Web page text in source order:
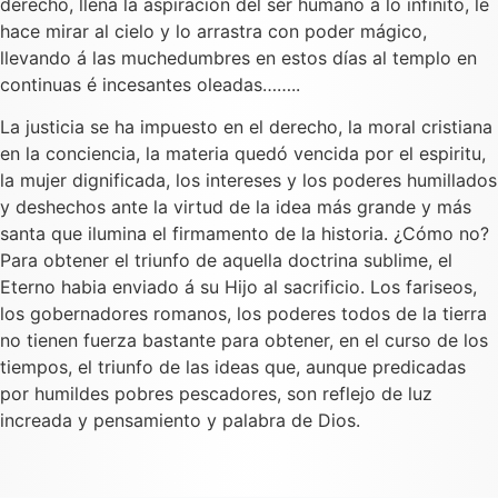
hace mirar al cielo y lo arrastra con poder mágico,
llevando á las muchedumbres en estos días al templo en
continuas é incesantes oleadas……..
La justicia se ha impuesto en el derecho, la moral cristiana
en la conciencia, la materia quedó vencida por el espiritu,
la mujer dignificada, los intereses y los poderes humillados
y deshechos ante la virtud de la idea más grande y más
santa que ilumina el firmamento de la historia. ¿Cómo no?
Para obtener el triunfo de aquella doctrina sublime, el
Eterno habia enviado á su Hijo al sacrificio. Los fariseos,
los gobernadores romanos, los poderes todos de la tierra
no tienen fuerza bastante para obtener, en el curso de los
tiempos, el triunfo de las ideas que, aunque predicadas
por humildes pobres pescadores, son reflejo de luz
increada y pensamiento y palabra de Dios.